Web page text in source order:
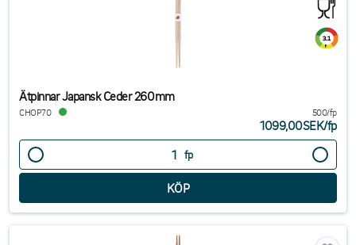
Ätpinnar Japansk Ceder 260mm
CHOP70 500/fp
1099,00SEK/fp
fp